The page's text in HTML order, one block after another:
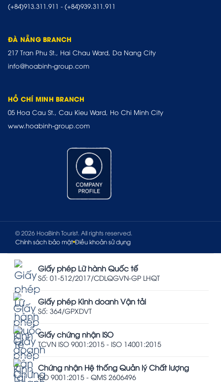
(+84)913.311.911 - (+84)939.311.911
ĐÀ NẴNG BRANCH
217 Tran Phu St., Hai Chau Ward, Da Nang City
info@hoabinh-group.com
HỒ CHÍ MINH BRANCH
05 Hoa Cau St., Cau Kieu Ward, Ho Chi Minh City
www.hoabinh-group.com
© 2026 HoaBinh Tourist. All rights reserved.
Chính sách bảo mật Điều khoản sử dụng
Giấy phép Lữ hành Quốc tế
Số: 01-512/2017/CDLQGVN-GP LHQT
Giấy phép Kinh doanh Vận tải
Số: 364/GPXDVT
Giấy chứng nhận ISO
TCVN ISO 9001:2015 - ISO 14001:2015
Chứng nhận Hệ thống Quản lý Chất lượng
ISO 9001:2015 - QMS 2606496